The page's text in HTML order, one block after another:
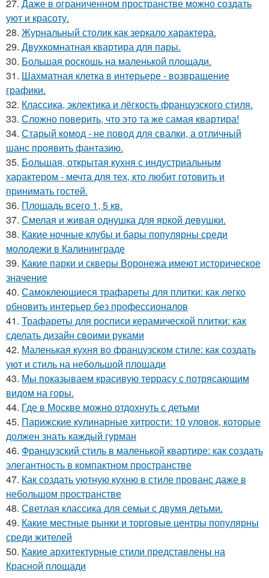
27. Даже в ограниченном пространстве можно создать
уют и красоту.
28. Журнальный столик как зеркало характера.
29. Двухкомнатная квартира для пары.
30. Большая роскошь на маленькой площади.
31. Шахматная клетка в интерьере - возвращение
графики.
32. Классика, эклектика и лёгкость французского стиля.
33. Сложно поверить, что это та же самая квартира!
34. Старый комод - не повод для свалки, а отличный
шанс проявить фантазию.
35. Большая, открытая кухня с индустриальным
характером - мечта для тех, кто любит готовить и
принимать гостей.
36. Площадь всего 1, 5 кв.
37. Смелая и живая однушка для яркой девушки.
38. Какие ночные клубы и бары популярны среди
молодежи в Калининграде
39. Какие парки и скверы Воронежа имеют историческое
значение
40. Самоклеющиеся трафареты для плитки: как легко
обновить интерьер без профессионалов
41. Трафареты для росписи керамической плитки: как
сделать дизайн своими руками
42. Маленькая кухня во французском стиле: как создать
уют и стиль на небольшой площади
43. Мы показываем красивую террасу с потрясающим
видом на горы.
44. Где в Москве можно отдохнуть с детьми
45. Парижские кулинарные хитрости: 10 уловок, которые
должен знать каждый гурман
46. Французский стиль в маленькой квартире: как создать
элегантность в компактном пространстве
47. Как создать уютную кухню в стиле прованс даже в
небольшом пространстве
48. Светлая классика для семьи с двумя детьми.
49. Какие местные рынки и торговые центры популярны
среди жителей
50. Какие архитектурные стили представлены на
Красной площади